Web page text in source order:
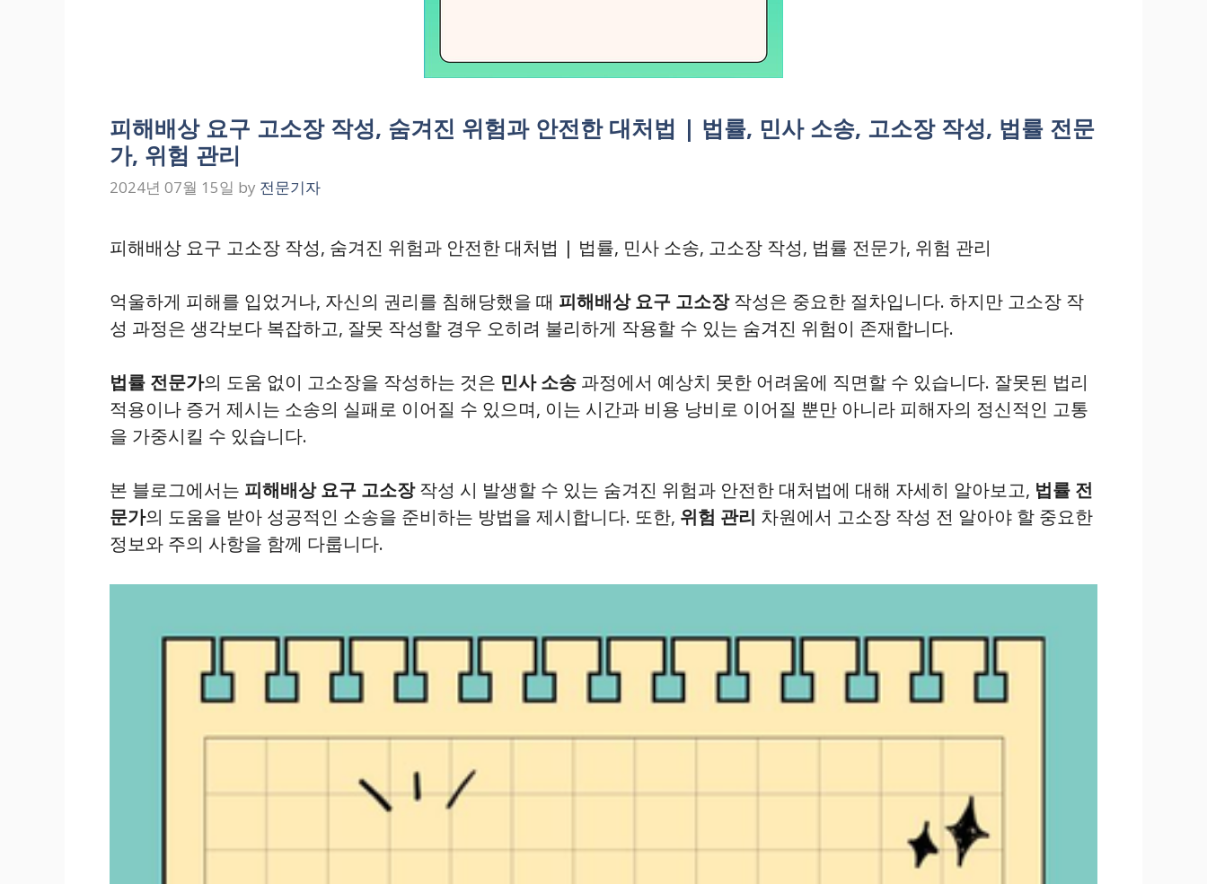
피해배상 요구 고소장 작성, 숨겨진 위험과 안전한 대처법 | 법률, 민사 소송, 고소장 작성, 법률 전문
가, 위험 관리
2024년 07월 15일 by 전문기자
피해배상 요구 고소장 작성, 숨겨진 위험과 안전한 대처법 | 법률, 민사 소송, 고소장 작성, 법률 전문가, 위험 관리
억울하게 피해를 입었거나, 자신의 권리를 침해당했을 때 피해배상 요구 고소장작성은 중요한 절차입니다. 하지만 고소장 작
성 과정은 생각보다 복잡하고, 잘못 작성할 경우 오히려 불리하게 작용할 수 있는 숨겨진 위험이 존재합니다.
법률 전문가의 도움 없이 고소장을 작성하는 것은 민사 소송 과정에서 예상치 못한 어려움에 직면할 수 있습니다. 잘못된 법리
적용이나 증거 제시는 소송의 실패로 이어질 수 있으며, 이는 시간과 비용 낭비로 이어질 뿐만 아니라 피해자의 정신적인 고통
을 가중시킬 수 있습니다.
본 블로그에서는 피해배상 요구 고소장작성 시 발생할 수 있는 숨겨진 위험과 안전한 대처법에 대해 자세히 알아보고, 법률 전
문가의 도움을 받아 성공적인 소송을 준비하는 방법을 제시합니다. 또한, 위험 관리 차원에서 고소장 작성 전 알아야 할 중요한
정보와 주의 사항을 함께 다룹니다.